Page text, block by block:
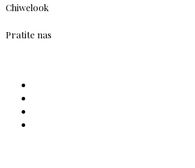
Chiwelook
Pratite nas